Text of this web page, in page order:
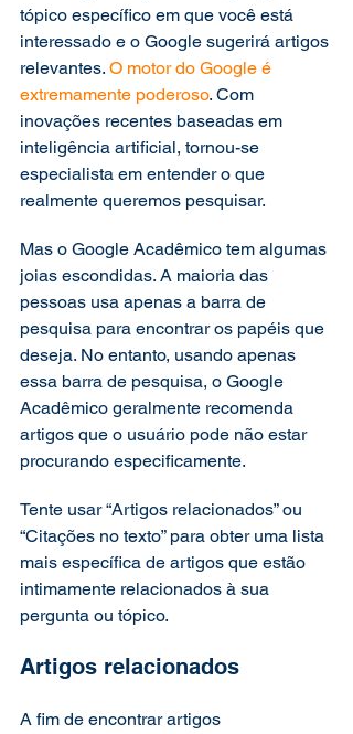
tópico específico em que você está
interessado e o Google sugerirá artigos
relevantes. O motor do Google é
extremamente poderoso. Com
inovações recentes baseadas em
inteligência artificial, tornou-se
especialista em entender o que
realmente queremos pesquisar.
Mas o Google Acadêmico tem algumas
joias escondidas. A maioria das
pessoas usa apenas a barra de
pesquisa para encontrar os papéis que
deseja. No entanto, usando apenas
essa barra de pesquisa, o Google
Acadêmico geralmente recomenda
artigos que o usuário pode não estar
procurando especificamente.
Tente usar “Artigos relacionados” ou
“Citações no texto” para obter uma lista
mais específica de artigos que estão
intimamente relacionados à sua
pergunta ou tópico.
Artigos relacionados
A fim de encontrar artigos